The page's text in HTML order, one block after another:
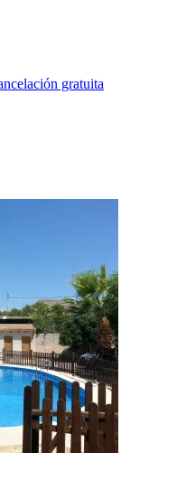
gratuita